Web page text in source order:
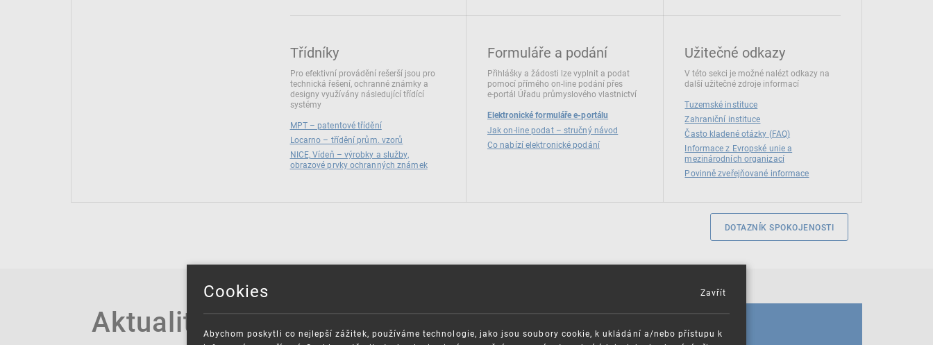
Třídníky
Pro efektivní provádění rešerší jsou pro
technická řešení, ochranné známky a
designy využívány následující třídící
systémy
MPT – patentové třídění
Locarno – třídění prům. vzorů
NICE, Vídeň – výrobky a služby,
obrazové prvky ochranných známek
Formuláře a podání
Přihlášky a žádosti lze vyplnit a podat
pomocí přímého on‑line podání přes
e‑portál Úřadu průmyslového vlastnictví
Elektronické formuláře e-portálu
Jak on-line podat – stručný návod
Co nabízí elektronické podání
Užitečné odkazy
V této sekci je možné nalézt odkazy na
další užitečné zdroje informací
Tuzemské instituce
Zahraniční instituce
Často kladené otázky (FAQ)
Informace z Evropské unie a
mezinárodních organizací
Povinně zveřejňované informace
DOTAZNÍK SPOKOJENOSTI
Aktuality KALENDÁŘ
Cookies
Abychom poskytli co nejlepší zážitek, používáme technologie, jako jsou soubory cookie, k ukládání a/nebo přístupu k
Zavřít